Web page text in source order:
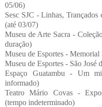
05/06)
Sesc SJC - Linhas,
(até 03/07)
Museu de Arte Sacra -
duração)
Museu de Esportes -
Museu de Esportes - São José
Espaço Guatambu - Um
informado)
Teatro Mário Covas -
(tempo indeterminado)